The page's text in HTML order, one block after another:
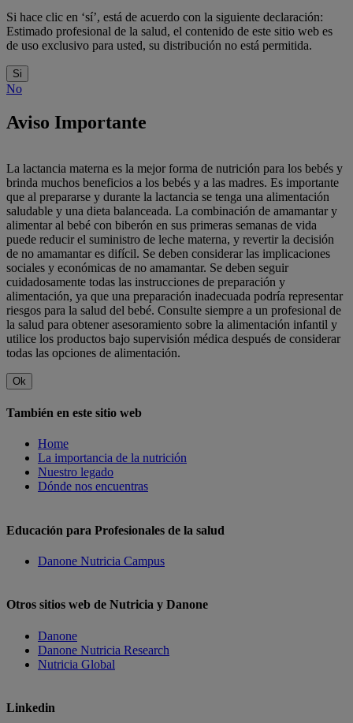
Si hace clic en ‘sí’, está de acuerdo con la siguiente declaración:
Estimado profesional de la salud, el contenido de este sitio web es
de uso exclusivo para usted, su distribución no está permitida.
Si
No
Aviso Importante
La lactancia materna es la mejor forma de nutrición para los bebés y
brinda muchos beneficios a los bebés y a las madres. Es importante
que al prepararse y durante la lactancia se tenga una alimentación
saludable y una dieta balanceada. La combinación de amamantar y
alimentar al bebé con biberón en sus primeras semanas de vida
puede reducir el suministro de leche materna, y revertir la decisión
de no amamantar es difícil. Se deben considerar las implicaciones
sociales y económicas de no amamantar. Se deben seguir
cuidadosamente todas las instrucciones de preparación y
alimentación, ya que una preparación inadecuada podría representar
riesgos para la salud del bebé. Consulte siempre a un profesional de
la salud para obtener asesoramiento sobre la alimentación infantil y
utilice los productos bajo supervisión médica después de considerar
todas las opciones de alimentación.
Ok
También en este sitio web
Home
La importancia de la nutrición
Nuestro legado
Dónde nos encuentras
Educación para Profesionales de la salud
Danone Nutricia Campus
Otros sitios web de Nutricia y Danone
Danone
Danone Nutricia Research
Nutricia Global
Linkedin